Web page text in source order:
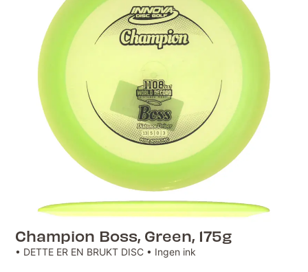
Champion Boss, Green, 175g
• DETTE ER EN BRUKT DISC • Ingen ink